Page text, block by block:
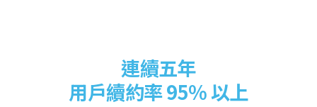
連續五年
用戶續約率 95% 以上